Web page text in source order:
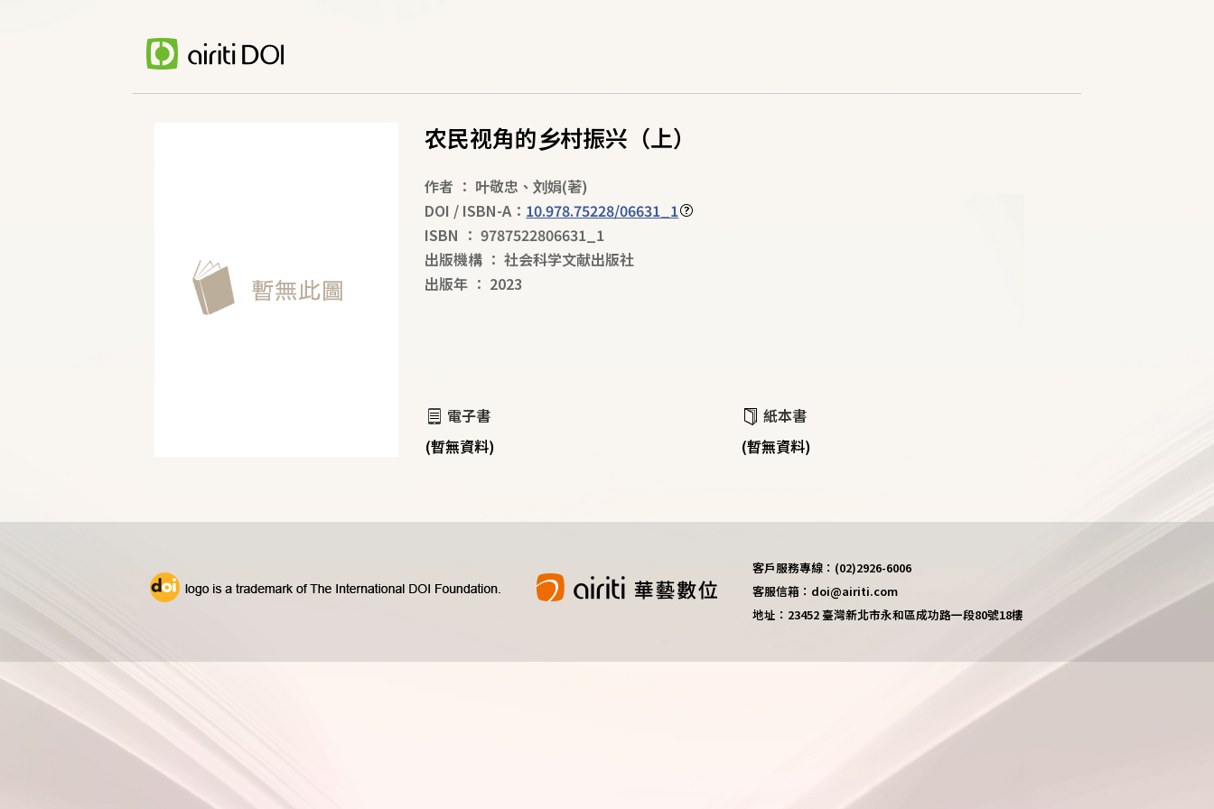
农民视角的乡村振兴（上）
作者 ： 叶敬忠 、刘娟(著)
DOI / ISBN-A： 10.978.75228/06631_1
ISBN ： 9787522806631_1
出版機構 ： 社会科学文献出版社
出版年 ： 2023
電子書
(暫無資料)
紙本書
(暫無資料)
客戶服務專線：(02)2926-6006
客服信箱：doi@airiti.com
地址：23452 臺灣新北市永和區成功路一段80號18樓